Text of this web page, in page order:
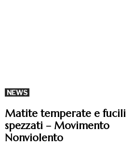
NEWS
Matite temperate e fucili
spezzati – Movimento
Nonviolento